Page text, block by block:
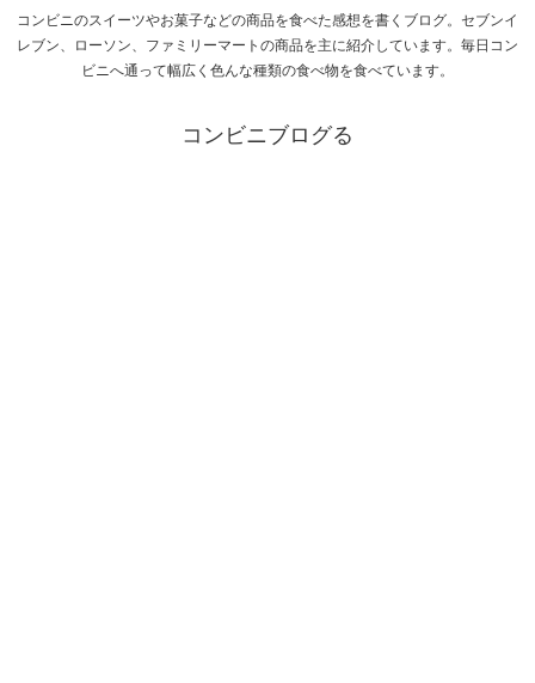
コンビニのスイーツやお菓子などの商品を食べた感想を書くブログ。セブンイ
レブン、ローソン、ファミリーマートの商品を主に紹介しています。毎日コン
ビニへ通って幅広く色んな種類の食べ物を食べています。
コンビニブログる